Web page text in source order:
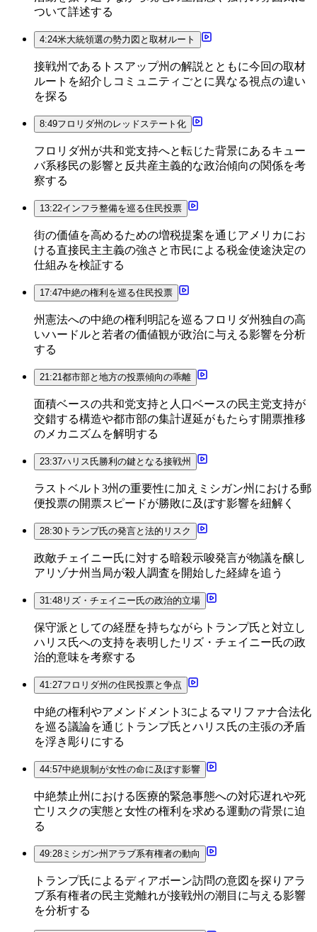
ついて詳述する
4:24米大統領選の勢力図と取材ルート
接戦州であるトスアップ州の解説とともに今回の取材
ルートを紹介しコミュニティごとに異なる視点の違い
を探る
8:49フロリダ州のレッドステート化
フロリダ州が共和党支持へと転じた背景にあるキュー
バ系移民の影響と反共産主義的な政治傾向の関係を考
察する
13:22インフラ整備を巡る住民投票
街の価値を高めるための増税提案を通じアメリカにお
ける直接民主主義の強さと市民による税金使途決定の
仕組みを検証する
17:47中絶の権利を巡る住民投票
州憲法への中絶の権利明記を巡るフロリダ州独自の高
いハードルと若者の価値観が政治に与える影響を分析
する
21:21都市部と地方の投票傾向の乖離
面積ベースの共和党支持と人口ベースの民主党支持が
交錯する構造や都市部の集計遅延がもたらす開票推移
のメカニズムを解明する
23:37ハリス氏勝利の鍵となる接戦州
ラストベルト3州の重要性に加えミシガン州における郵
便投票の開票スピードが勝敗に及ぼす影響を紐解く
28:30 トランプ氏の発言と法的リスク
政敵チェイニー氏に対する暗殺示唆発言が物議を醸し
アリゾナ州当局が殺人調査を開始した経緯を追う
31:48 リズ・チェイニー氏の政治的立場
保守派としての経歴を持ちながらトランプ氏と対立し
ハリス氏への支持を表明したリズ・チェイニー氏の政
治的意味を考察する
41:27フロリダ州の住民投票と争点
中絶の権利やアメンドメント3によるマリファナ合法化
を巡る議論を通じトランプ氏とハリス氏の主張の矛盾
を浮き彫りにする
44:57中絶規制が女性の命に及ぼす影響
中絶禁止州における医療的緊急事態への対応遅れや死
亡リスクの実態と女性の権利を求める運動の背景に迫
る
49:28 ミシガン州アラブ系有権者の動向
トランプ氏によるディアボーン訪問の意図を探りアラ
ブ系有権者の民主党離れが接戦州の潮目に与える影響
を分析する